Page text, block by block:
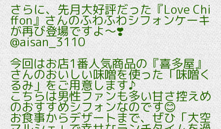
さらに、先月大好評だった『Love Chi
ffon』さんのふわふわシフォンケーキ
が再び登場ですよ～❣️
@aisan_3110
今回はお店1番人気商品の『喜多屋』
さんのおいしい味噌を使った「味噌く
るみ」をご用意します♪
こちらは男性ファンも多い甘さ控えめ
のおすすめシフォンなのです😊
お食事からデザートまで、ぜひ「大空